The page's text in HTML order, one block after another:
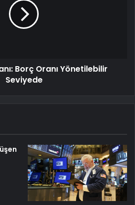
Borç Oranı Yönetilebilir
Seviyede